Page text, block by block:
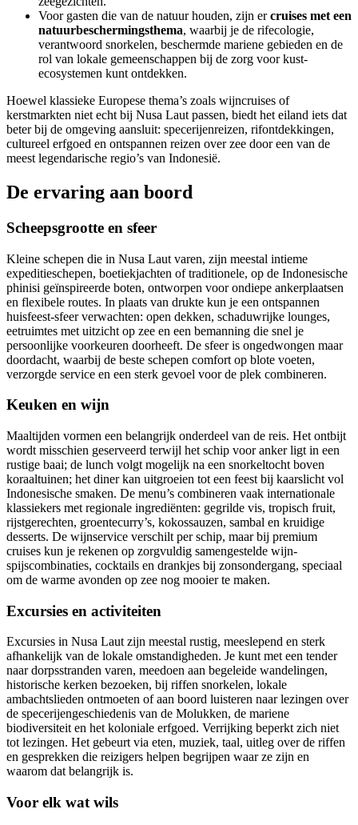
Voor gasten die van de natuur houden, zijn ercruises met een
natuurbeschermingsthema, waarbij je de rifecologie,
verantwoord snorkelen, beschermde mariene gebieden en de
rol van lokale gemeenschappen bij de zorg voor kust-
ecosystemen kunt ontdekken.
Hoewel klassieke Europese thema’s zoals wijncruises of
kerstmarkten niet echt bij Nusa Laut passen, biedt het eiland iets dat
beter bij de omgeving aansluit: specerijenreizen, rifontdekkingen,
cultureel erfgoed en ontspannen reizen over zee door een van de
meest legendarische regio’s van Indonesië.
De ervaring aan boord
Scheepsgrootte en sfeer
Kleine schepen die in Nusa Laut varen, zijn meestal intieme
expeditieschepen, boetiekjachten of traditionele, op de Indonesische
phinisi geïnspireerde boten, ontworpen voor ondiepe ankerplaatsen
en flexibele routes. In plaats van drukte kun je een ontspannen
huisfeest-sfeer verwachten: open dekken, schaduwrijke lounges,
eetruimtes met uitzicht op zee en een bemanning die snel je
persoonlijke voorkeuren doorheeft. De sfeer is ongedwongen maar
doordacht, waarbij de beste schepen comfort op blote voeten,
verzorgde service en een sterk gevoel voor de plek combineren.
Keuken en wijn
Maaltijden vormen een belangrijk onderdeel van de reis. Het ontbijt
wordt misschien geserveerd terwijl het schip voor anker ligt in een
rustige baai; de lunch volgt mogelijk na een snorkeltocht boven
koraaltuinen; het diner kan uitgroeien tot een feest bij kaarslicht vol
Indonesische smaken. De menu’s combineren vaak internationale
klassiekers met regionale ingrediënten: gegrilde vis, tropisch fruit,
rijstgerechten, groentecurry’s, kokossauzen, sambal en kruidige
desserts. De wijnservice verschilt per schip, maar bij premium
cruises kun je rekenen op zorgvuldig samengestelde wijn-
spijscombinaties, cocktails en drankjes bij zonsondergang, speciaal
om de warme avonden op zee nog mooier te maken.
Excursies en activiteiten
Excursies in Nusa Laut zijn meestal rustig, meeslepend en sterk
afhankelijk van de lokale omstandigheden. Je kunt met een tender
naar dorpsstranden varen, meedoen aan begeleide wandelingen,
historische kerken bezoeken, bij riffen snorkelen, lokale
ambachtslieden ontmoeten of aan boord luisteren naar lezingen over
de specerijengeschiedenis van de Molukken, de mariene
biodiversiteit en het koloniale erfgoed. Verrijking beperkt zich niet
tot lezingen. Het gebeurt via eten, muziek, taal, uitleg over de riffen
en gesprekken die reizigers helpen begrijpen waar ze zijn en
waarom dat belangrijk is.
Voor elk wat wils